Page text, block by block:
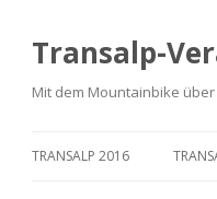
Transalp-
Mit dem Mountainbike
TRANSALP 2016